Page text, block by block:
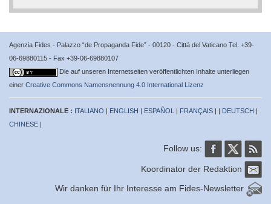
Agenzia Fides - Palazzo “de Propaganda Fide” - 00120 - Città del Vaticano Tel. +39-
06-69880115 - Fax +39-06-69880107
Die auf unseren Internetseiten veröffentlichten Inhalte unterliegen
einer Creative Commons Namensnennung 4.0 International Lizenz
INTERNAZIONALE : ITALIANO | ENGLISH | ESPAÑOL | FRANÇAIS | | DEUTSCH |
CHINESE |
Follow us:
Koordinator der Redaktion
Wir danken für Ihr Interesse am Fides-Newsletter